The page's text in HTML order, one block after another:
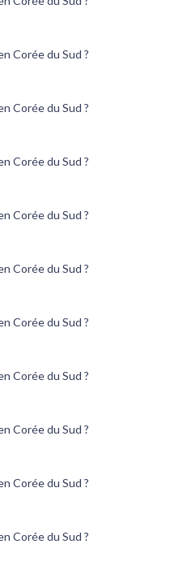
Corée du Sud ?
Corée du Sud ?
Corée du Sud ?
Corée du Sud ?
Corée du Sud ?
Corée du Sud ?
Corée du Sud ?
Corée du Sud ?
Corée du Sud ?
Corée du Sud ?